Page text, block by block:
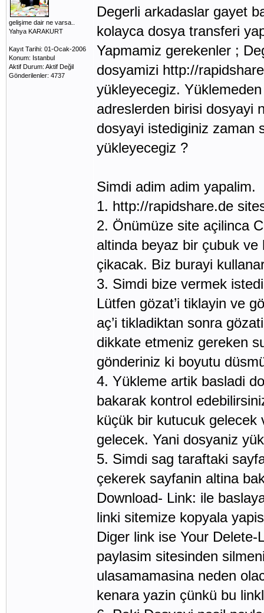
gelişime dair ne varsa..
Yahya KARAKURT
Kayıt Tarihi: 01-Ocak-2006
Konum: Istanbul
Aktif Durum: Aktif Değil
Gönderilenler: 4737
Degerli arkadaslar gayet
kolayca dosya transferi
Yapmamiz gerekenler ;
dosyamizi http://
yükleyecegiz.
adreslerden birisi dosyayi
dosyayi istediginiz zaman
yükleyecegiz ?
Simdi adim adim yapalim.
1. http://rapidshare.de
2. Önümüze site açilinca
altinda beyaz bir çubuk
çikacak. Biz burayi
3. Simdi bize vermek
Lütfen gözat’i tiklayin ve
aç’i tikladiktan sonra
dikkate etmeniz gereken
gönderiniz ki boyutu
4. Yükleme artik basladi
bakarak kontrol
küçük bir kutucuk gelecek
gelecek. Yani dosyaniz
5. Simdi sag taraftaki
çekerek sayfanin altina
Download- Link: ile
linki sitemize kopyala
Diger link ise Your
paylasim sitesinden
ulasamamasina neden
kenara yazin çünkü bu